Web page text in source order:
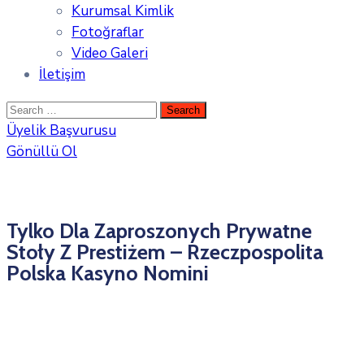
Kurumsal Kimlik
Fotoğraflar
Video Galeri
İletişim
Üyelik Başvurusu
Gönüllü Ol
Tylko Dla Zaproszonych Prywatne
Stoły Z Prestiżem – Rzeczpospolita
Polska Kasyno Nomini